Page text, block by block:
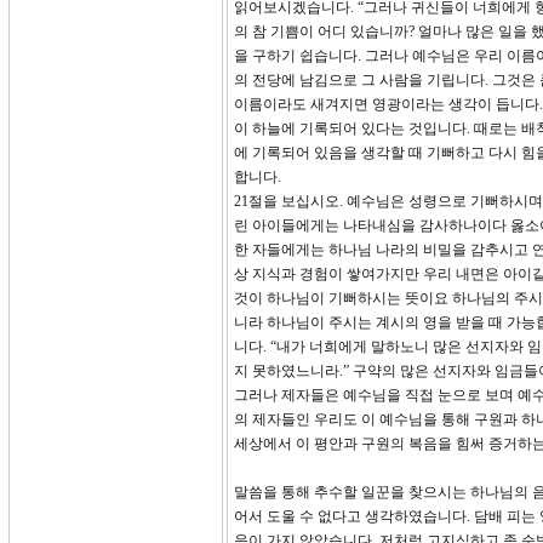
읽어보시겠습니다. “그러나 귀신들이 너희에게
의 참 기쁨이 어디 있습니까? 얼마나 많은 일을
을 구하기 쉽습니다. 그러나 예수님은 우리 이
의 전당에 남김으로 그 사람을 기립니다. 그것
이름이라도 새겨지면 영광이라는 생각이 듭니
이 하늘에 기록되어 있다는 것입니다. 때로는
에 기록되어 있음을 생각할 때 기뻐하고 다시
합니다.
21절을 보십시오. 예수님은 성령으로 기뻐하시
린 아이들에게는 나타내심을 감사하나이다 옳
한 자들에게는 하나님 나라의 비밀을 감추시고
상 지식과 경험이 쌓여가지만 우리 내면은 아이
것이 하나님이 기뻐하시는 뜻이요 하나님의 주
니라 하나님이 주시는 계시의 영을 받을 때 가
니다. “내가 너희에게 말하노니 많은 선지자와
지 못하였느니라.” 구약의 많은 선지자와 임금
그러나 제자들은 예수님을 직접 눈으로 보며 예
의 제자들인 우리도 이 예수님을 통해 구원과
세상에서 이 평안과 구원의 복음을 힘써 증거하
말씀을 통해 추수할 일꾼을 찾으시는 하나님의
어서 도울 수 없다고 생각하였습니다. 담배 피